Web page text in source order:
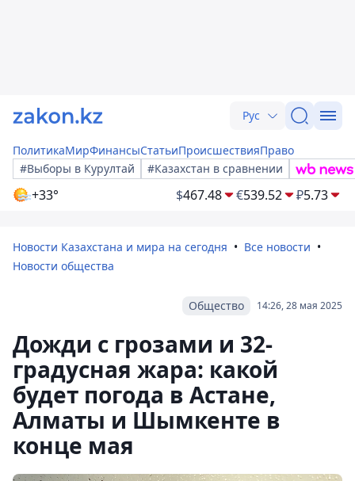
Рус
ПолитикаМирФинансыСтатьиПроисшествияПраво
#Выборы в Курултай
#Казахстан в сравнении
+33° $467.48 €539.52 ₽5.73
Новости Казахстана и мира на сегодня
Все новости
Новости общества
14:26, 28 мая 2025
Общество
Дожди с грозами и 32-
градусная жара: какой
будет погода в Астане,
Алматы и Шымкенте в
конце мая